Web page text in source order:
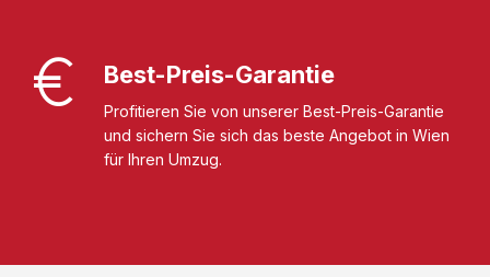
Best-Preis-Garantie
Profitieren Sie von unserer Best-Preis-Garantie
und sichern Sie sich das beste Angebot in Wien
für Ihren Umzug.